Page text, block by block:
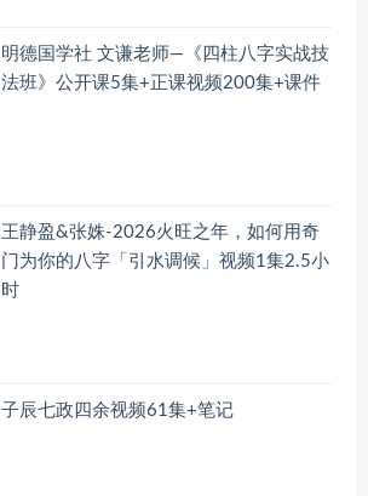
明德国学社 文谦老师—《四柱八字实战技
法班》公开课5集+正课视频200集+课件
王静盈&张姝-2026火旺之年，如何用奇
门为你的八字「引水调候」视频1集2.5小
时
子辰七政四余视频61集+笔记